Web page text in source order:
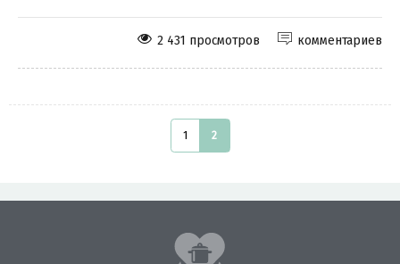
комментариев
2 431 просмотров
1 2